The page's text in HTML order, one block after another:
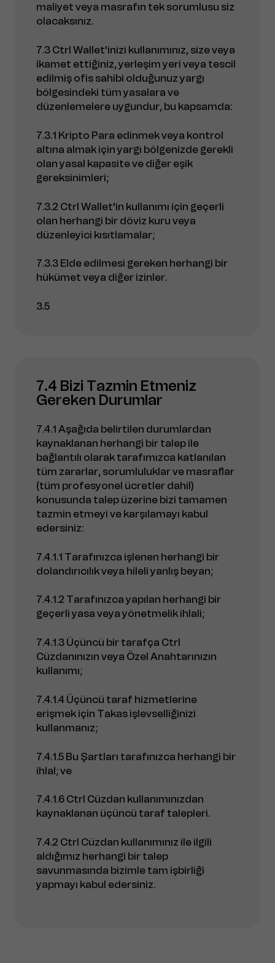
maliyet veya masrafın tek sorumlusu siz
olacaksınız.
7.3 Ctrl Wallet'inizi kullanımınız, size veya
ikamet ettiğiniz, yerleşim yeri veya tescil
edilmiş ofis sahibi olduğunuz yargı
bölgesindeki tüm yasalara ve
düzenlemelere uygundur, bu kapsamda:
7.3.1 Kripto Para edinmek veya kontrol
altına almak için yargı bölgenizde gerekli
olan yasal kapasite ve diğer eşik
gereksinimleri;
7.3.2 Ctrl Wallet'in kullanımı için geçerli
olan herhangi bir döviz kuru veya
düzenleyici kısıtlamalar;
7.3.3 Elde edilmesi gereken herhangi bir
hükümet veya diğer izinler.
3.5
7.4 Bizi Tazmin Etmeniz
Gereken Durumlar
7.4.1 Aşağıda belirtilen durumlardan
kaynaklanan herhangi bir talep ile
bağlantılı olarak tarafımızca katlanılan
tüm zararlar, sorumluluklar ve masraflar
(tüm profesyonel ücretler dahil)
konusunda talep üzerine bizi tamamen
tazmin etmeyi ve karşılamayı kabul
edersiniz:
7.4.1.1 Tarafınızca işlenen herhangi bir
dolandırıcılık veya hileli yanlış beyan;
7.4.1.2 Tarafınızca yapılan herhangi bir
geçerli yasa veya yönetmelik ihlali;
7.4.1.3 Üçüncü bir tarafça Ctrl
Cüzdanınızın veya Özel Anahtarınızın
kullanımı;
7.4.1.4 Üçüncü taraf hizmetlerine
erişmek için Takas işlevselliğinizi
kullanmanız;
7.4.1.5 Bu Şartları tarafınızca herhangi bir
ihlal; ve
7.4.1.6 Ctrl Cüzdan kullanımınızdan
kaynaklanan üçüncü taraf talepleri.
7.4.2 Ctrl Cüzdan kullanımınız ile ilgili
aldığımız herhangi bir talep
savunmasında bizimle tam işbirliği
yapmayı kabul edersiniz.